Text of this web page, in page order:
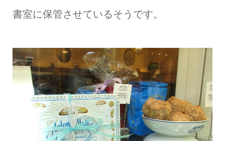
書室に保管させているそうです。